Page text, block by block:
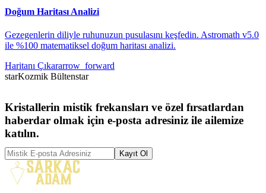
Doğum Haritası Analizi
Gezegenlerin diliyle ruhunuzun pusulasını keşfedin. Astromath v5.0
ile %100 matematiksel doğum haritası analizi.
Haritanı Çıkararrow_forward
starKozmik Bültenstar
Kristallerin mistik frekansları ve özel fırsatlardan
haberdar olmak için e-posta adresiniz ile ailemize
katılın.
Kayıt Ol